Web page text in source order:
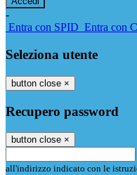
-
Entra con SPID Entra con
Seleziona utente
button close ×
Recupero password
button close ×
all'indirizzo indicato con le